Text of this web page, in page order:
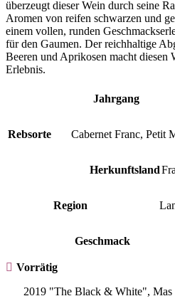
überzeugt dieser Wein durch seine
Aromen von reifen schwarzen und
einem vollen, runden
für den Gaumen. Der reichhaltige
Beeren und Aprikosen macht diesen
Erlebnis.
Jahrgang
Rebsorte Cabernet Franc, Petit
Herkunftsland
Region
Geschmack
Vorrätig
2019 "The Black & White", Mas